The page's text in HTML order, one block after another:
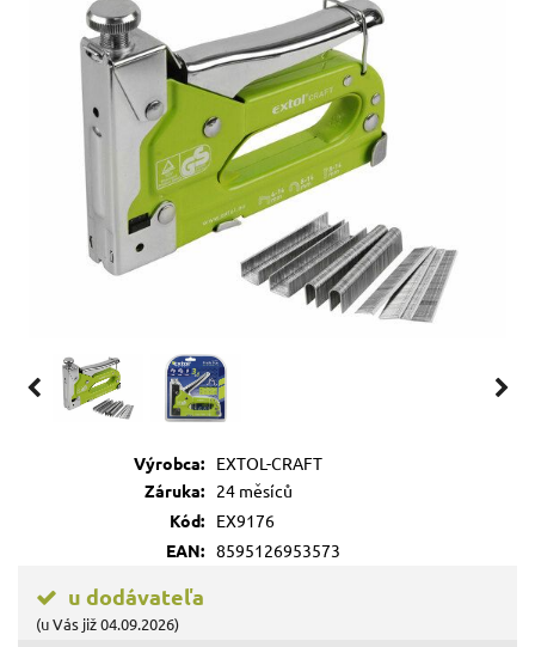
Výrobca:
EXTOL-CRAFT
Záruka:
24 měsíců
Kód:
EX9176
EAN: 8595126953573
u dodávateľa
(u Vás již 04.09.2026)